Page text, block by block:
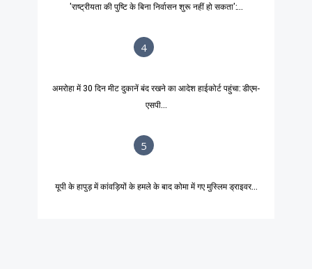
'राष्ट्रीयता की पुष्टि के बिना निर्वासन शुरू नहीं हो सकता':...
4
अमरोहा में 30 दिन मीट दुकानें बंद रखने का आदेश हाईकोर्ट पहुंचा: डीएम-
एसपी...
5
यूपी के हापुड़ में कांवड़ियों के हमले के बाद कोमा में गए मुस्लिम ड्राइवर...